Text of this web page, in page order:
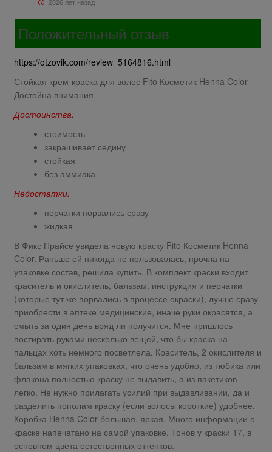
Положительный отзыв
https://otzovik.com/review_5164816.html
Стойкая крем-краска для волос Fito Косметик Henna Color —
Достойна внимания
Достоинства:
стоимость
закрашивает седину
стойкая
без аммиака
Недостатки:
перчатки порвались сразу
жидкая
В Фикс Прайсе увидела новую краску Fito Косметик Henna
Color. Раньше ей никогда не пользовалась, прочла на
упаковке состав, решила купить. В комплект краски входит
краситель и окислитель, бальзам, инструкция и перчатки
(которые тут же порвались в процессе окраски), лучше сразу
приобрести в аптеке медицинские, иначе руки окрасятся, а
смыть за один день вряд ли получится. Мне пришлось
постирать руками несколько вещей, что бы краска на
пальцах хоть немного посветлела. Краситель, 2 окислителя и
бальзам в мягких упаковках, что очень удобно, из тюбика или
флакона полностью краску не выдавить, а из пакетиков —
легко. Не нужно прилагать усилий при выдавливании, да и
разделить пополам краску (если волосы короткие) удобнее.
Коробка Henna Color большая, яркая. Много информации о
краске напечатано на самой упаковке. Тонов у краски 17, в
основном цвета естественных оттенков.